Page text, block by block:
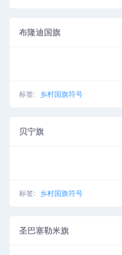
布隆迪国旗
标签: 乡村国旗符号
贝宁旗
标签: 乡村国旗符号
圣巴塞勒米旗